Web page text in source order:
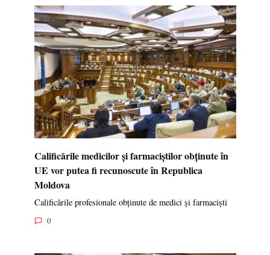
Calificările medicilor și farmaciștilor obținute în
UE vor putea fi recunoscute în Republica
Moldova
Calificările profesionale obținute de medici și farmaciști
0